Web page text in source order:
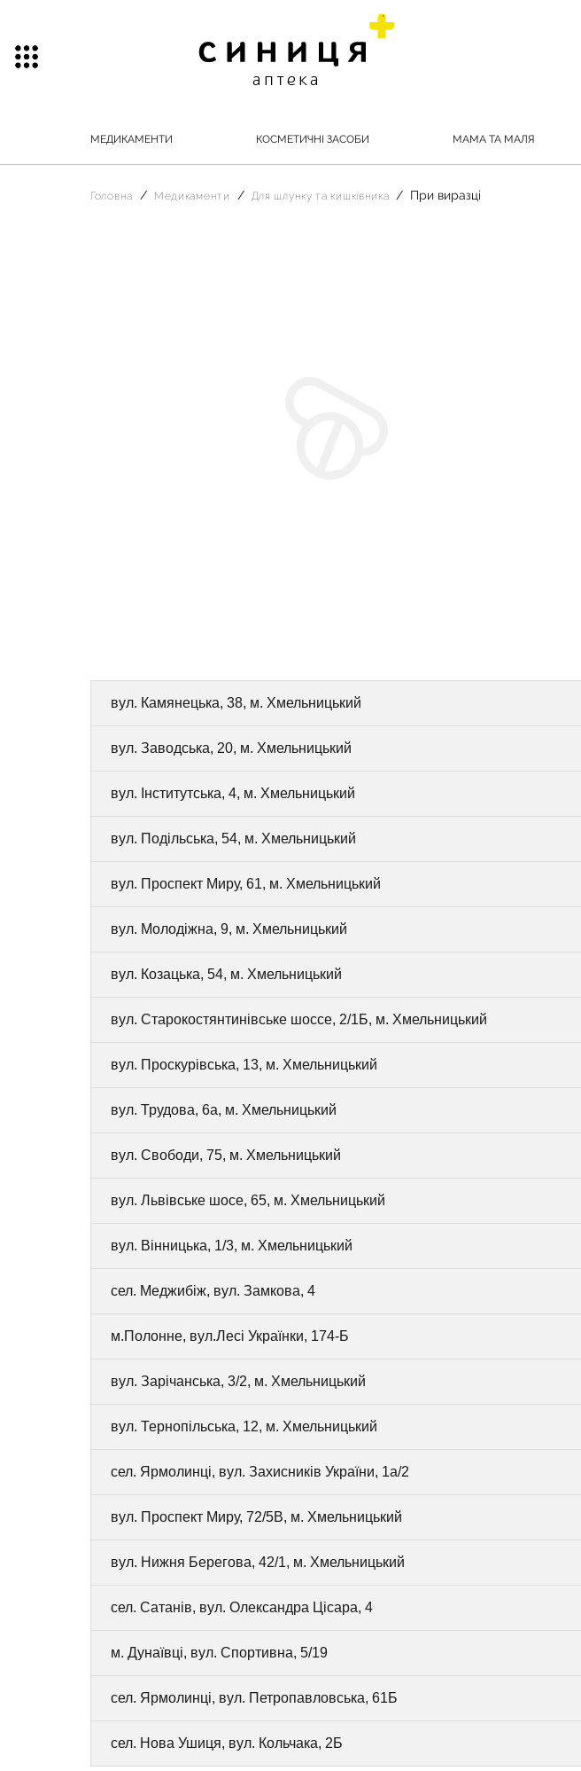
МЕДИКАМЕНТИ КОСМЕТИЧНІ ЗАСОБИ МАМА ТА МАЛЯ
Головна Медикаменти Для шлунку та кишківника При виразці
вул. Камянецька, 38, м. Хмельницький
вул. Заводська, 20, м. Хмельницький
вул. Інститутська, 4, м. Хмельницький
вул. Подільська, 54, м. Хмельницький
вул. Проспект Миру, 61, м. Хмельницький
вул. Молодіжна, 9, м. Хмельницький
вул. Козацька, 54, м. Хмельницький
вул. Старокостянтинівське шоссе, 2/1Б, м. Хмельницький
вул. Проскурівська, 13, м. Хмельницький
вул. Трудова, 6а, м. Хмельницький
вул. Свободи, 75, м. Хмельницький
вул. Львівське шосе, 65, м. Хмельницький
вул. Вінницька, 1/3, м. Хмельницький
сел. Меджибіж, вул. Замкова, 4
м.Полонне, вул.Лесі Українки, 174-Б
вул. Зарічанська, 3/2, м. Хмельницький
вул. Тернопільська, 12, м. Хмельницький
сел. Ярмолинці, вул. Захисників України, 1а/2
вул. Проспект Миру, 72/5В, м. Хмельницький
вул. Нижня Берегова, 42/1, м. Хмельницький
сел. Сатанів, вул. Олександра Цісара, 4
м. Дунаївці, вул. Спортивна, 5/19
сел. Ярмолинці, вул. Петропавловська, 61Б
сел. Нова Ушиця, вул. Кольчака, 2Б